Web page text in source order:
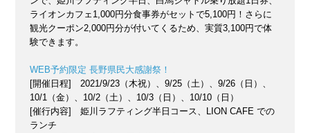
ライオンカフェ1,000円分食事券がセットで5,100円！さらに
観光クーポン2,000円分が付いてくるため、実質3,100円で体
験できます。
WEB予約限定 長野県民大感謝祭！
[開催日程] 2021/9/23（木祝）、9/25（土）、9/26（日）、
10/1（金）、10/2（土）、10/3（日）、10/10（日）
[催行内容] 姫川ラフティング半日コース、LION CAFE での
ランチ